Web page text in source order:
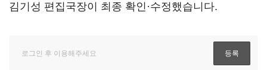
김기성 편집국장이 최종 확인·수정했습니다.